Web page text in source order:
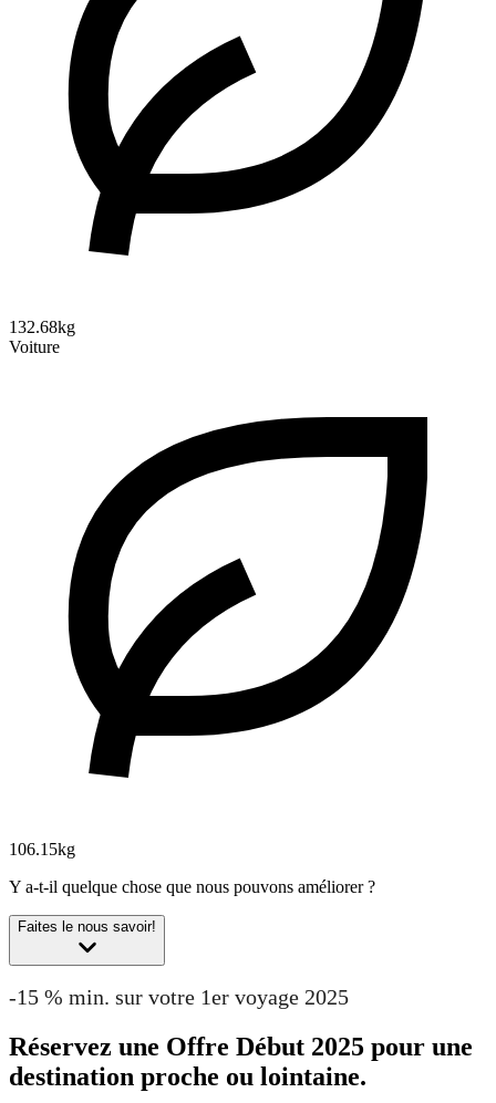
132.68kg
Voiture
106.15kg
Y a-t-il quelque chose que nous pouvons améliorer ?
Faites le nous savoir!
-15 % min. sur votre 1er voyage 2025
Réservez une Offre Début 2025 pour une
destination proche ou lointaine.